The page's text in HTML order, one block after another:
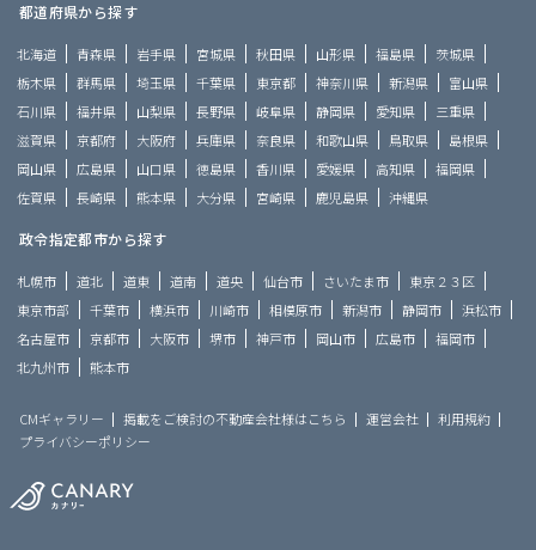
都道府県から探す
北海道 青森県 岩手県 宮城県 秋田県 山形県 福島県
茨城県
栃木県
群馬県 埼玉県 千葉県 東京都 神奈川県 新潟県
富山県
石川県
福井県 山梨県 長野県 岐阜県 静岡県 愛知県
三重県
滋賀県
京都府 大阪府 兵庫県 奈良県 和歌山県 鳥取県
島根県
岡山県
広島県 山口県 徳島県 香川県 愛媛県 高知県
福岡県
佐賀県
長崎県 熊本県 大分県 宮崎県 鹿児島県 沖縄県
政令指定都市から探す
札幌市 道北 道東 道南 道央 仙台市 さいたま市
東京２３区
東京市部
千葉市 横浜市 川崎市 相模原市 新潟市 静岡市
浜松市
名古屋市
京都市 大阪市 堺市 神戸市 岡山市 広島市
福岡市
北九州市
熊本市
CMギャラリー 掲載をご検討の不動産会社様はこちら 運営会社
利用規約
プライバシーポリシー